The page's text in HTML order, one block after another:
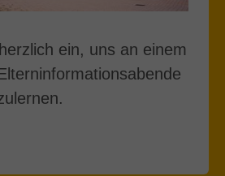
ein, uns an einem